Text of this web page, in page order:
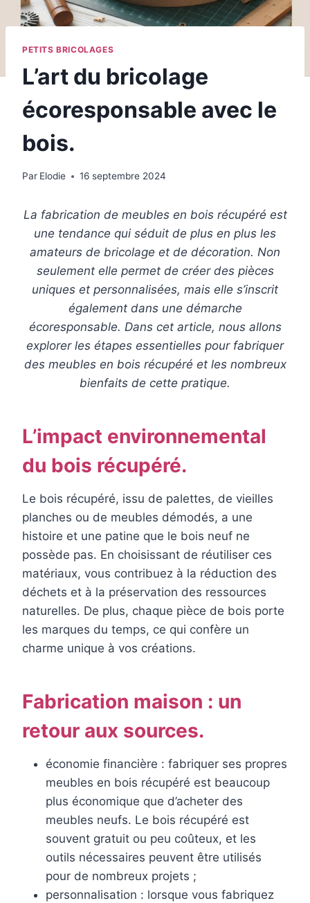
PETITS BRICOLAGES
L’art du bricolage
écoresponsable avec le
bois.
Par Elodie 16 septembre 2024
La fabrication de meubles en bois récupéré est
une tendance qui séduit de plus en plus les
amateurs de bricolage et de décoration. Non
seulement elle permet de créer des pièces
uniques et personnalisées, mais elle s’inscrit
également dans une démarche
écoresponsable. Dans cet article, nous allons
explorer les étapes essentielles pour fabriquer
des meubles en bois récupéré et les nombreux
bienfaits de cette pratique.
L’impact environnemental
du bois récupéré.
Le bois récupéré, issu de palettes, de vieilles
planches ou de meubles démodés, a une
histoire et une patine que le bois neuf ne
possède pas. En choisissant de réutiliser ces
matériaux, vous contribuez à la réduction des
déchets et à la préservation des ressources
naturelles. De plus, chaque pièce de bois porte
les marques du temps, ce qui confère un
charme unique à vos créations.
Fabrication maison : un
retour aux sources.
économie financière : fabriquer ses propres
meubles en bois récupéré est beaucoup
plus économique que d’acheter des
meubles neufs. Le bois récupéré est
souvent gratuit ou peu coûteux, et les
outils nécessaires peuvent être utilisés
pour de nombreux projets ;
personnalisation : lorsque vous fabriquez